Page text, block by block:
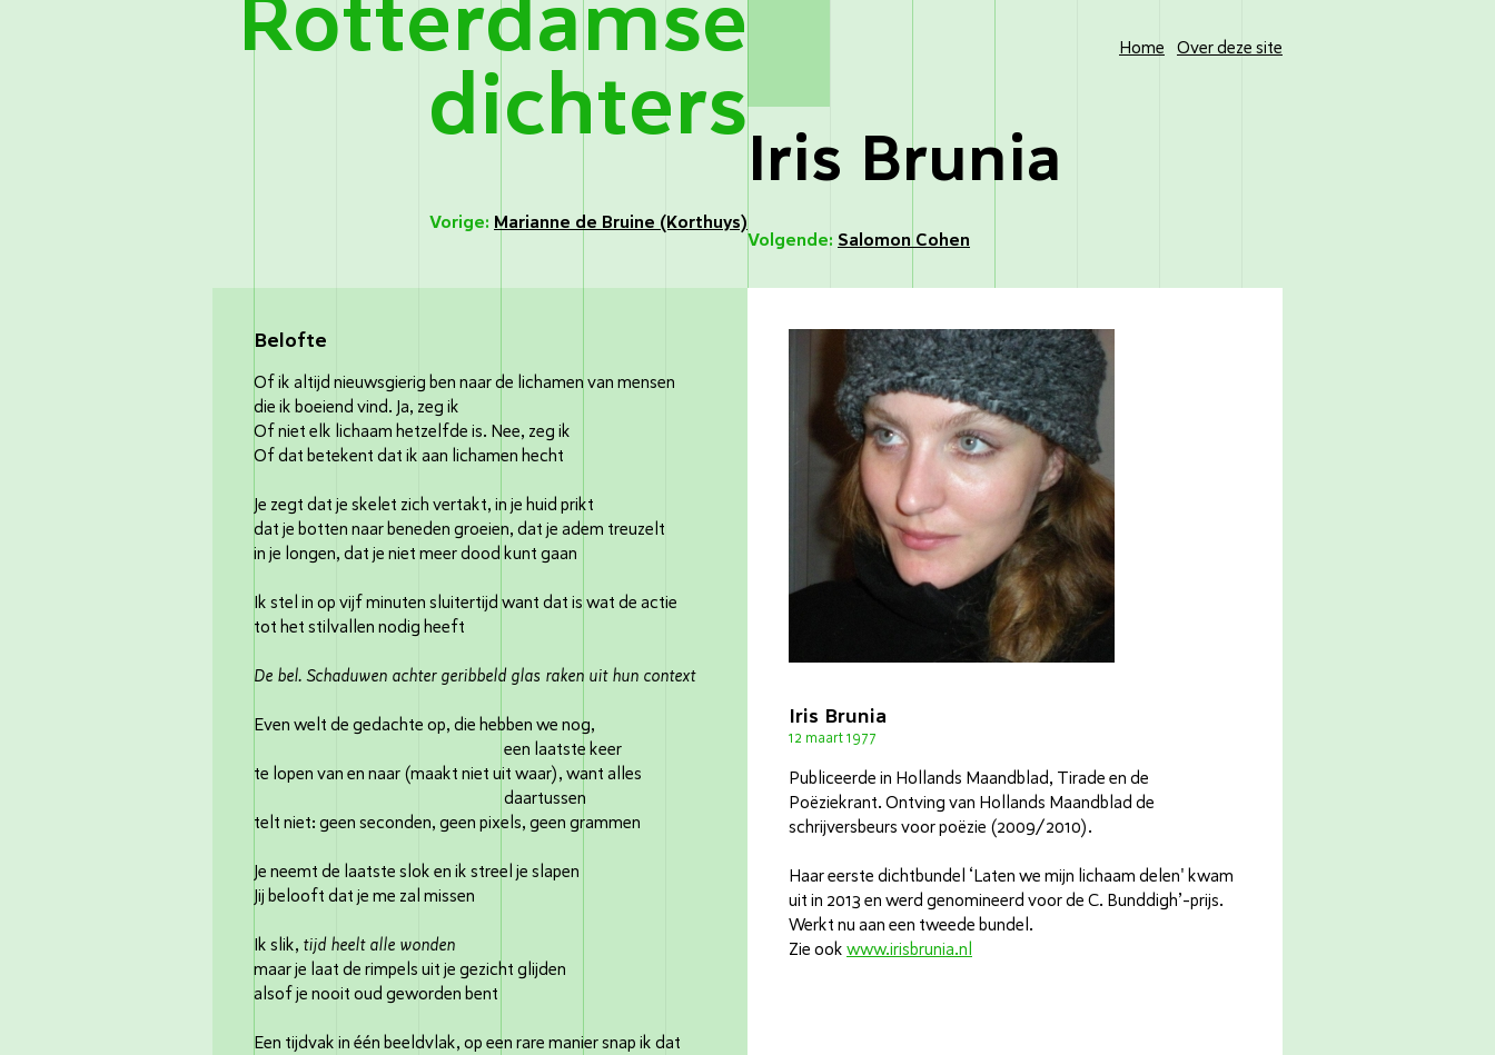
Rotterdamse
dichters
Home Over deze site
Iris Brunia
Vorige: Marianne de Bruine (Korthuys)
Volgende: Salomon Cohen
Iris Brunia
12 maart 1977
Publiceerde in Hollands Maandblad, Tirade en de
Poëziekrant. Ontving van Hollands Maandblad de
schrijversbeurs voor poëzie (2009/2010).
Haar eerste dichtbundel ‘Laten we mijn lichaam delen' kwam
uit in 2013 en werd genomineerd voor de C. Bunddigh’-prijs.
Werkt nu aan een tweede bundel.
Zie ook www.irisbrunia.nl
Belofte
Of ik altijd nieuwsgierig ben naar de lichamen van mensen
die ik boeiend vind. Ja, zeg ik
Of niet elk lichaam hetzelfde is. Nee, zeg ik
Of dat betekent dat ik aan lichamen hecht
Je zegt dat je skelet zich vertakt, in je huid prikt
dat je botten naar beneden groeien, dat je adem treuzelt
in je longen, dat je niet meer dood kunt gaan
Ik stel in op vijf minuten sluitertijd want dat is wat de actie
tot het stilvallen nodig heeft
De bel. Schaduwen achter geribbeld glas raken uit hun context
Even welt de gedachte op, die hebben we nog,
een laatste keer
te lopen van en naar (maakt niet uit waar), want alles
daartussen
telt niet: geen seconden, geen pixels, geen grammen
Je neemt de laatste slok en ik streel je slapen
Jij belooft dat je me zal missen
Ik slik, tijd heelt alle wonden
maar je laat de rimpels uit je gezicht glijden
alsof je nooit oud geworden bent
Een tijdvak in één beeldvlak, op een rare manier snap ik dat